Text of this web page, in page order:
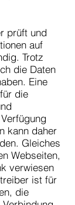
prüft und
auf
Trotz
die Daten
Eine
die
kann daher
Gleiches
Webseiten,
verwiesen
ist für
die